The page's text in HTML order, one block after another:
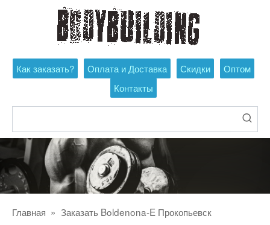
Как заказать? Оплата и Доставка Скидки
Оптом
Контакты
Главная » Заказать Boldenona-E Прокопьевск